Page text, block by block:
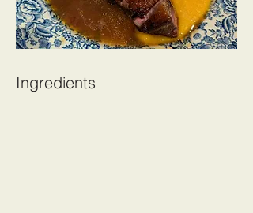
Ingredients